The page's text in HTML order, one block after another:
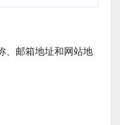
、邮箱地址和网站地